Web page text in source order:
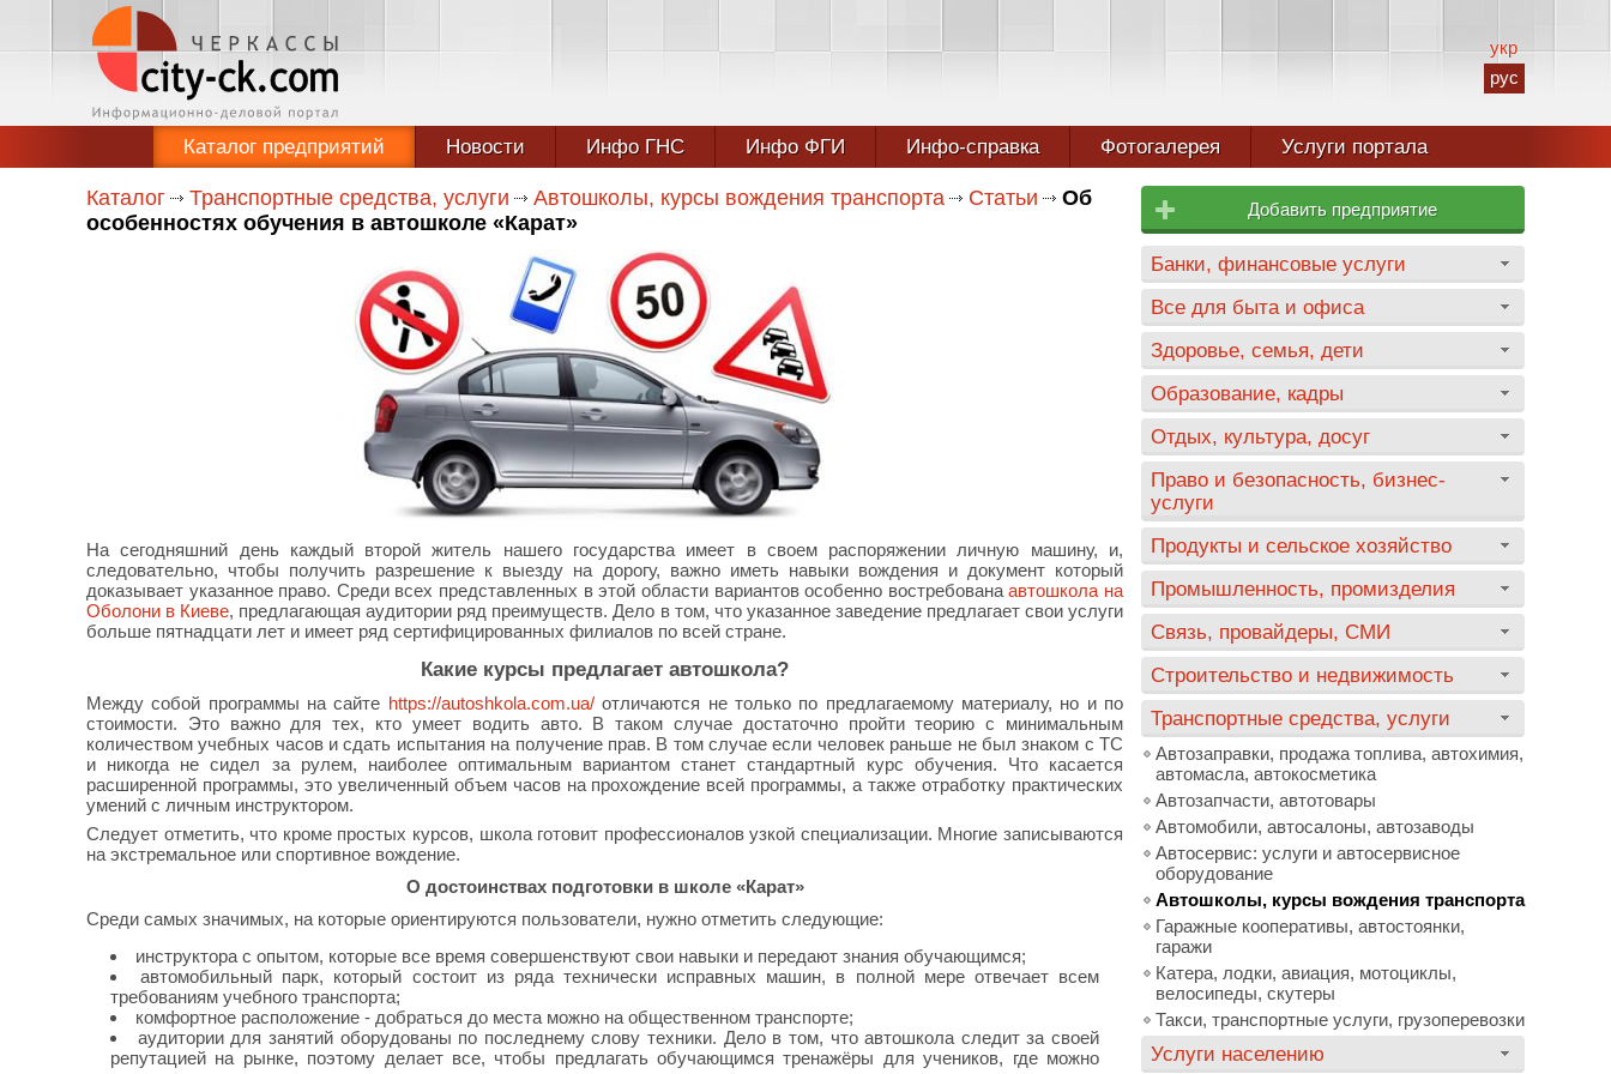
укр
рус
Каталог предприятий Новости Инфо ГНС Инфо ФГИ Инфо-справка Фотогалерея Услуги портала
Каталог Транспортные средства, услуги Автошколы, курсы вождения транспорта Статьи
Об
особенностях обучения в автошколе «Карат»
На сегодняшний день каждый второй житель нашего государства имеет в своем распоряжении личную машину, и,
следовательно, чтобы получить разрешение к выезду на дорогу, важно иметь навыки вождения и документ который
доказывает указанное право. Среди всех представленных в этой области вариантов особенно востребованаавтошкола на
Оболони в Киеве, предлагающая аудитории ряд преимуществ. Дело в том, что указанное заведение предлагает свои услуги
больше пятнадцати лет и имеет ряд сертифицированных филиалов по всей стране.
Какие курсы предлагает автошкола?
Между собой программы на сайте https://autoshkola.com.ua/отличаются не только по предлагаемому материалу, но и по
стоимости. Это важно для тех, кто умеет водить авто. В таком случае достаточно пройти теорию с минимальным
количеством учебных часов и сдать испытания на получение прав. В том случае если человек раньше не был знаком с ТС
и никогда не сидел за рулем, наиболее оптимальным вариантом станет стандартный курс обучения. Что касается
расширенной программы, это увеличенный объем часов на прохождение всей программы, а также отработку практических
умений с личным инструктором.
Следует отметить, что кроме простых курсов, школа готовит профессионалов узкой специализации. Многие записываются
на экстремальное или спортивное вождение.
О достоинствах подготовки в школе «Карат»
Среди самых значимых, на которые ориентируются пользователи, нужно отметить следующие:
инструктора с опытом, которые все время совершенствуют свои навыки и передают знания обучающимся;
автомобильный парк, который состоит из ряда технически исправных машин, в полной мере отвечает всем
требованиям учебного транспорта;
комфортное расположение - добраться до места можно на общественном транспорте;
аудитории для занятий оборудованы по последнему слову техники. Дело в том, что автошкола следит за своей
репутацией на рынке, поэтому делает все, чтобы предлагать обучающимся тренажёры для учеников, где можно
Добавить предприятие
Банки, финансовые услуги
Все для быта и офиса
Здоровье, семья, дети
Образование, кадры
Отдых, культура, досуг
Право и безопасность, бизнес-
услуги
Продукты и сельское хозяйство
Промышленность, промизделия
Связь, провайдеры, СМИ
Строительство и недвижимость
Транспортные средства, услуги
Автозаправки, продажа топлива, автохимия,
автомасла, автокосметика
Автозапчасти, автотовары
Автомобили, автосалоны, автозаводы
Автосервис: услуги и автосервисное
оборудование
Автошколы, курсы вождения транспорта
Гаражные кооперативы, автостоянки,
гаражи
Катера, лодки, авиация, мотоциклы,
велосипеды, скутеры
Такси, транспортные услуги, грузоперевозки
Услуги населению